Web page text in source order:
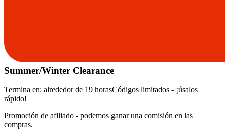
Summer/Winter Clearance
Termina en: alrededor de 19 horasCódigos limitados - ¡úsalos
rápido!
Promoción de afiliado - podemos ganar una comisión en las
compras.